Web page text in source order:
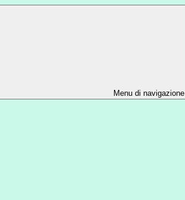
Menu di navigazione